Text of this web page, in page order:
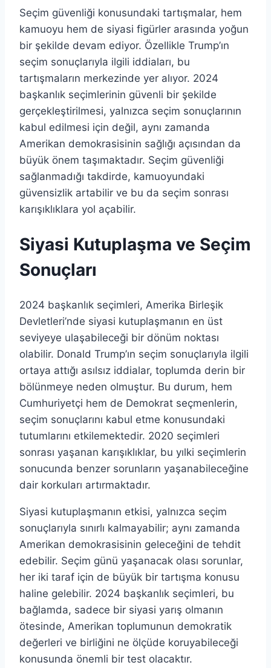
Seçim güvenliği konusundaki tartışmalar, hem
kamuoyu hem de siyasi figürler arasında yoğun
bir şekilde devam ediyor. Özellikle Trump’ın
seçim sonuçlarıyla ilgili iddiaları, bu
tartışmaların merkezinde yer alıyor. 2024
başkanlık seçimlerinin güvenli bir şekilde
gerçekleştirilmesi, yalnızca seçim sonuçlarının
kabul edilmesi için değil, aynı zamanda
Amerikan demokrasisinin sağlığı açısından da
büyük önem taşımaktadır. Seçim güvenliği
sağlanmadığı takdirde, kamuoyundaki
güvensizlik artabilir ve bu da seçim sonrası
karışıklıklara yol açabilir.
Siyasi Kutuplaşma ve Seçim
Sonuçları
2024 başkanlık seçimleri, Amerika Birleşik
Devletleri’nde siyasi kutuplaşmanın en üst
seviyeye ulaşabileceği bir dönüm noktası
olabilir. Donald Trump’ın seçim sonuçlarıyla ilgili
ortaya attığı asılsız iddialar, toplumda derin bir
bölünmeye neden olmuştur. Bu durum, hem
Cumhuriyetçi hem de Demokrat seçmenlerin,
seçim sonuçlarını kabul etme konusundaki
tutumlarını etkilemektedir. 2020 seçimleri
sonrası yaşanan karışıklıklar, bu yılki seçimlerin
sonucunda benzer sorunların yaşanabileceğine
dair korkuları artırmaktadır.
Siyasi kutuplaşmanın etkisi, yalnızca seçim
sonuçlarıyla sınırlı kalmayabilir; aynı zamanda
Amerikan demokrasisinin geleceğini de tehdit
edebilir. Seçim günü yaşanacak olası sorunlar,
her iki taraf için de büyük bir tartışma konusu
haline gelebilir. 2024 başkanlık seçimleri, bu
bağlamda, sadece bir siyasi yarış olmanın
ötesinde, Amerikan toplumunun demokratik
değerleri ve birliğini ne ölçüde koruyabileceği
konusunda önemli bir test olacaktır.